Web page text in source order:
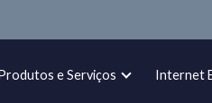
Produtos e Serviços Internet